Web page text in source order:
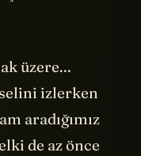
de var
üzere...
izlerken
aradığımız